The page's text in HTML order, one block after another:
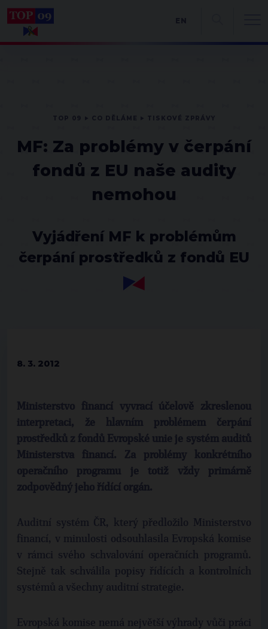
MF: Za problémy v čerpání
fondů z EU naše audity
nemohou
Vyjádření MF k problémům
čerpání prostředků z fondů EU
8. 3. 2012
Ministerstvo financí vyvrací účelově zkreslenou
interpretaci, že hlavním problémem čerpání
prostředků z fondů Evropské unie je systém auditů
Ministerstva financí. Za problémy konkrétního
operačního programu je totiž vždy primárně
zodpovědný jeho řídící orgán.
Auditní systém ČR, který předložilo Ministerstvo
financí, v minulosti odsouhlasila Evropská komise
v rámci svého schvalování operačních programů.
Stejně tak schválila popisy řídících a kontrolních
systémů a všechny auditní strategie.
Evropská komise nemá největší výhrady vůči práci